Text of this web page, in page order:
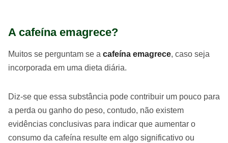
A cafeína emagrece?
Muitos se perguntam se a cafeína emagrece, caso seja
incorporada em uma dieta diária.
Diz-se que essa substância pode contribuir um pouco para
a perda ou ganho do peso, contudo, não existem
evidências conclusivas para indicar que aumentar o
consumo da cafeína resulte em algo significativo ou